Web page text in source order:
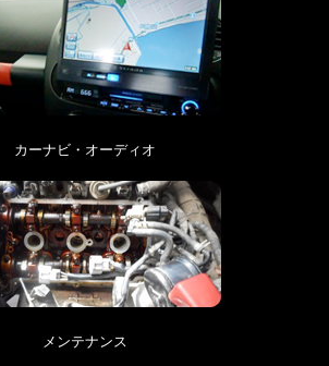
カーナビ・オーディオ
メンテナンス